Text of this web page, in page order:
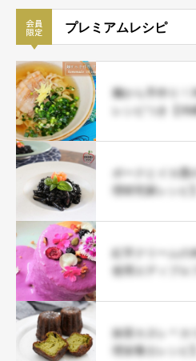
プレミアムレシピ
麺から手作り！
レシピつき【沖
ポークとイカ
理研究家レシピ】
紅芋クリーム
使用エディブ
抹茶カヌレ＊カ
理栄養士レシピ】